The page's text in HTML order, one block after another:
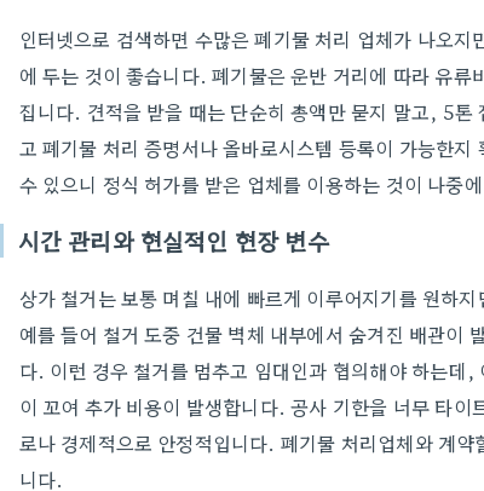
인터넷으로 검색하면 수많은 폐기물 처리 업체가 나오
에 두는 것이 좋습니다. 폐기물은 운반 거리에 따라 유
집니다. 견적을 받을 때는 단순히 총액만 묻지 말고, 5
고 폐기물 처리 증명서나 올바로시스템 등록이 가능한
수 있으니 정식 허가를 받은 업체를 이용하는 것이 나중
시간 관리와 현실적인 현장 변수
상가 철거는 보통 며칠 내에 빠르게 이루어지기를 원하
예를 들어 철거 도중 건물 벽체 내부에서 숨겨진 배관이
다. 이런 경우 철거를 멈추고 임대인과 협의해야 하는데
이 꼬여 추가 비용이 발생합니다. 공사 기한을 너무 타
로나 경제적으로 안정적입니다. 폐기물 처리업체와 계
니다.